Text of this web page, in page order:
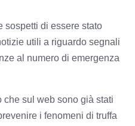
sospetti di essere stato
utili a riguardo segnali
al numero di emergenza
che sul web sono già stati
i fenomeni di truffa